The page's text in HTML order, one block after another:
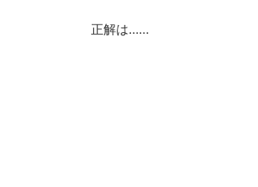
正解は……